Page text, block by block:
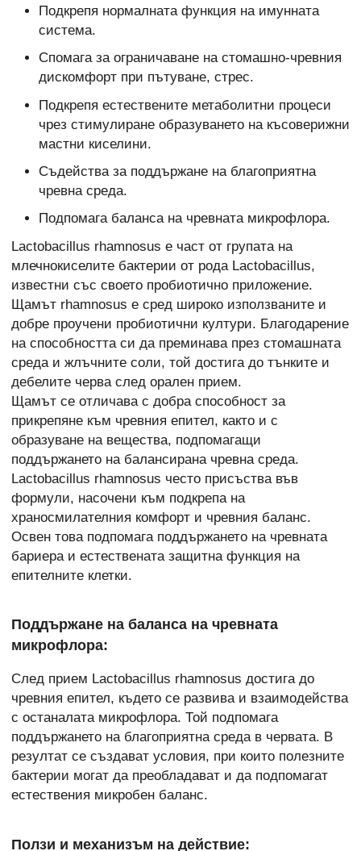
Подкрепя нормалната функция на имунната
система.
Спомага за ограничаване на стомашно-чревния
дискомфорт при пътуване, стрес.
Подкрепя естествените метаболитни процеси
чрез стимулиране образуването на късоверижни
мастни киселини.
Съдейства за поддържане на благоприятна
чревна среда.
Подпомага баланса на чревната микрофлора.
Lactobacillus rhamnosus е част от групата на
млечнокиселите бактерии от рода Lactobacillus,
известни със своето пробиотично приложение.
Щамът rhamnosus е сред широко използваните и
добре проучени пробиотични култури. Благодарение
на способността си да преминава през стомашната
среда и жлъчните соли, той достига до тънките и
дебелите черва след орален прием.
Щамът се отличава с добра способност за
прикрепяне към чревния епител, както и с
образуване на вещества, подпомагащи
поддържането на балансирана чревна среда.
Lactobacillus rhamnosus често присъства във
формули, насочени към подкрепа на
храносмилателния комфорт и чревния баланс.
Освен това подпомага поддържането на чревната
бариера и естествената защитна функция на
епителните клетки.
Поддържане на баланса на чревната
микрофлора:
След прием Lactobacillus rhamnosus достига до
чревния епител, където се развива и взаимодейства
с останалата микрофлора. Той подпомага
поддържането на благоприятна среда в червата. В
резултат се създават условия, при които полезните
бактерии могат да преобладават и да подпомагат
естествения микробен баланс.
Ползи и механизъм на действие: